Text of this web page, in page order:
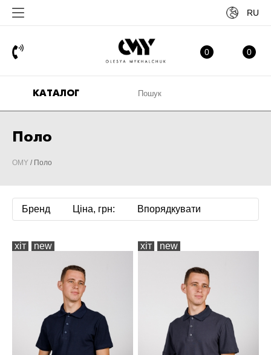
RU
0
0 ОБРАНЕ
КАТАЛОГ
Поло
OMY / Поло
Бренд Ціна, грн: Впорядкувати
хіт new хіт new